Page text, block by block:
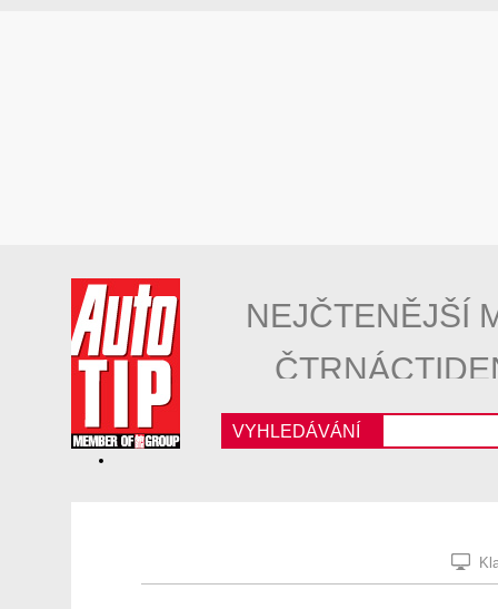
NEJČTENĚJŠÍ
VYHLEDÁVÁNÍ